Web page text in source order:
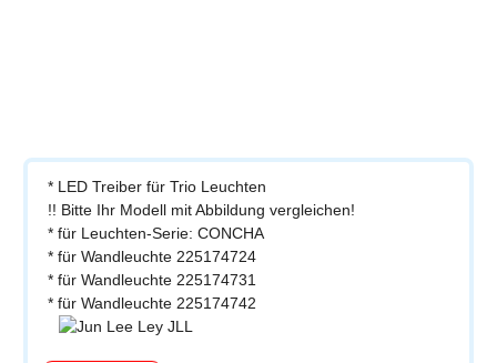
* LED Treiber für Trio Leuchten
!! Bitte Ihr Modell mit Abbildung vergleichen!
* für Leuchten-Serie: CONCHA
* für Wandleuchte 225174724
* für Wandleuchte 225174731
* für Wandleuchte 225174742